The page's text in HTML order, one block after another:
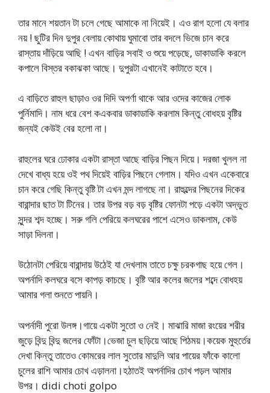
তার মানে শয়তান টা চলে গেছে আমাকে না নিয়েই। এও রাগ হলো যে বলার
নয় ! ছুটির দিন দুপুর বেলায় কোথায় ঘুমাবো তার বদলে ভিজে চান করে
রাস্তায় দাঁড়িয়ে আছি ! এখন বাড়ির সবাই ও শুয়ে পড়েছে, ডাকাডাকি করলে
কপালে বিস্তর বকাঝকা আছে। দুপুরটা এখানেই কাটাতে হবে।
এ বাড়িতে রাহুল ছাড়াও ওর দিদি অপর্ণা থাকে আর ওদের কাজের লোক
পুর্নিমাদি। নাম ধরে বেশ কএকবার ডাকাডাকি করলাম কিন্তু বোধহয় বৃষ্টির
জন্যই কেউই বের হলো না।
রাহুলের ঘরে ঢোকার একটা রাস্তা আছে বাড়ির পিছন দিয়ে। দরজা খুলল না
দেখে বাধ্য হয়ে ওই পথ দিয়েই বাড়ির পিছনে গেলাম। যদিও এখন একেবারে
চান করে গেছি কিন্তু বৃষ্টি টা এখন মন্দ লাগছে না। রাহুল্দের পিছনের দিকের
বারান্দার ছাত টা টিনের। তার উপর বড় বড় বৃষ্টির ফোনটা পড়ে একটা অদ্ভুত
সুন্দর শব্দ হচ্ছে। সরু গলি পেরিয়ে কলঘরের পাশে এসেও ডাকলাম, কেউ
সাড়া দিলনা।
উঠোনটা পেরিয়ে বারান্দায় উঠেই যা দেখলাম তাতে চক্ষু চরকগাছ হয়ে গেল।
অপর্নাদি কলঘরে বসে কাপড় কাচছে। বৃষ্টি আর কলের জলের শব্দে বোধহয়
আমার গলা শুনতে পায়নি।
অপর্নাদী পুরো উলঙ্গ।গায়ে একটা সুতো ও নেই। মাঝারি মাজা রংয়ের শরীর
জুড়ে বিন্দু বিন্দু জলের ফোঁটা।ভেজা চুল ছড়িয়ে আছে পিঠময়।কয়েক মুহুর্তের
দেখা কিন্তু তাতেও কোমরের লাল সুতোর মাদুলি আর পায়ের ফাঁকে কালো
চুলের রাশি আমার চোখ এড়ালনা।হঠাতই অপর্নাদির চোখ পড়ল আমার
উপর। didi choti golpo